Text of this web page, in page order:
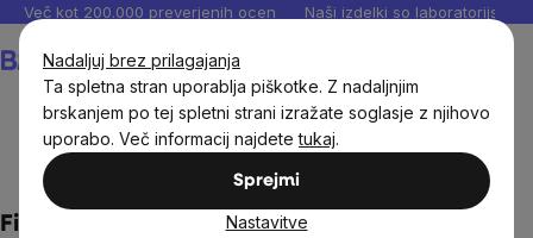
Nadaljuj brez prilagajanja
Ta spletna stran uporablja piškotke. Z nadaljnjim
brskanjem po tej spletni strani izražate soglasje z njihovo
uporabo. Več informacij najdetetukaj.
Sprejmi
Nastavitve
Preskoči
vsebino
Več kot 200.000 preverjenih ocen Naši izdelki so laboratorijsko
Vodeni filtri in vrči
Filtrirni vložek Aquaphor A5H